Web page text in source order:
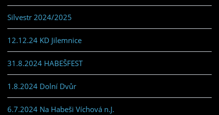
Silvestr 2024/2025
12.12.24 KD Jilemnice
31.8.2024 HABEŠFEST
1.8.2024 Dolní Dvůr
6.7.2024 Na Habeši Víchová n.J.